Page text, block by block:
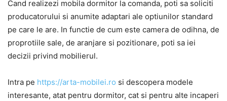
Cand realizezi mobila dormitor la comanda, poti sa soliciti
producatorului si anumite adaptari ale optiunilor standard
pe care le are. In functie de cum este camera de odihna, de
proprotiile sale, de aranjare si pozitionare, poti sa iei
decizii privind mobilierul.
Intra pe https://arta-mobilei.ro si descopera modele
interesante, atat pentru dormitor, cat si pentru alte incaperi